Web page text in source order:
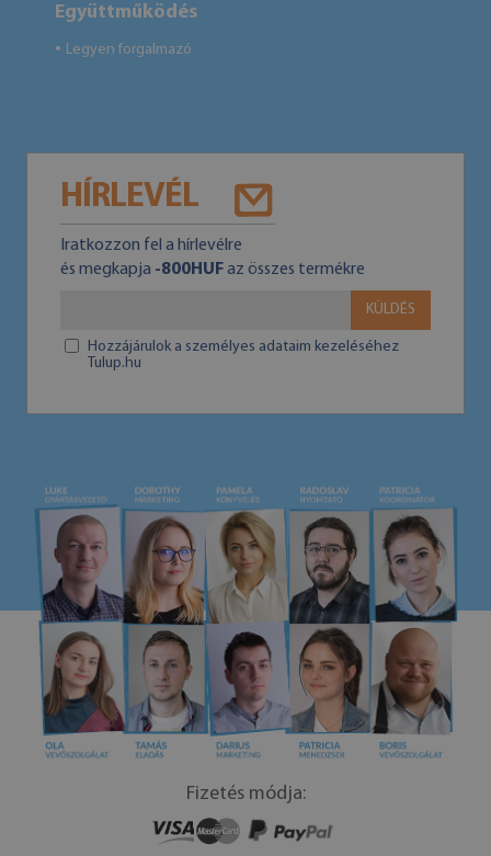
Együttműködés
● Legyen forgalmazó
HÍRLEVÉL
Iratkozzon fel a hírlevélre
és megkapja -800HUFaz összes termékre
KÜLDÉS
Hozzájárulok a személyes adataim kezeléséhez
Tulup.hu
Fizetés módja: